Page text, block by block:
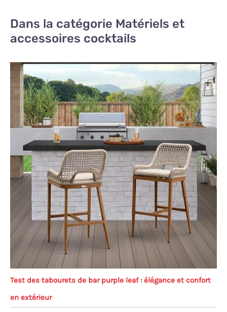
Dans la catégorie Matériels et
accessoires cocktails
Test des tabourets de bar purple leaf : élégance et confort
en extérieur